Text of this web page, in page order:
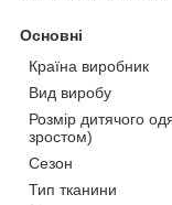
Основні
Країна виробник
Вид виробу
Розмір дитячого
зростом)
Сезон
Тип тканини